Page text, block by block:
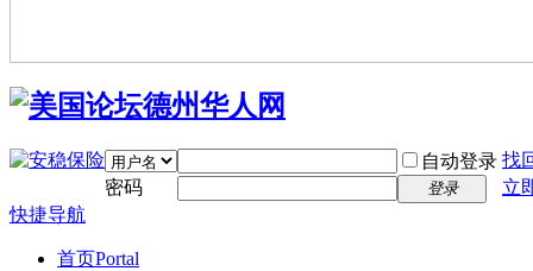
自动登录 找
密码
登录
立
快捷导航
首页Portal